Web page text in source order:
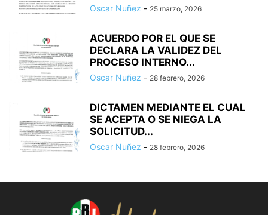
Oscar Nuñez - 25 marzo, 2026
ACUERDO POR EL QUE SE
DECLARA LA VALIDEZ DEL
PROCESO INTERNO...
Oscar Nuñez - 28 febrero, 2026
DICTAMEN MEDIANTE EL CUAL
SE ACEPTA O SE NIEGA LA
SOLICITUD...
Oscar Nuñez - 28 febrero, 2026